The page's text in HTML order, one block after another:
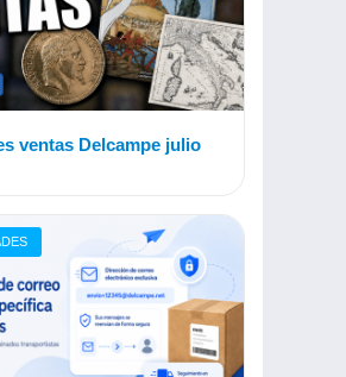
ventas Delcampe julio